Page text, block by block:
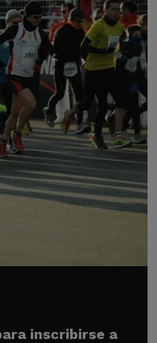
inscribirse a